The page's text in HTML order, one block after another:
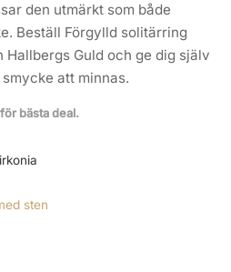
den utmärkt som både
Beställ Förgylld solitärring
Hallbergs Guld och ge dig själv
att minnas.
bästa deal.
sten